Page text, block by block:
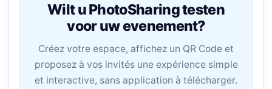
Wilt u PhotoSharing testen
voor uw evenement?
Créez votre espace, affichez un QR Code et
proposez à vos invités une expérience simple
et interactive, sans application à télécharger.